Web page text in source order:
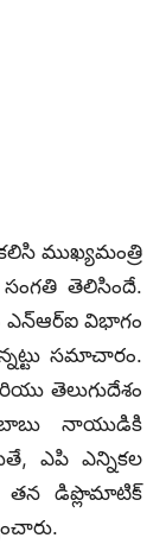
ముఖ్యమంత్రి
సంగతి తెలిసిందే.
ఎన్ఆర్ఐ విభాగం
సమాచారం.
తెలుగుదేశం
నాయుడికి
ఎపి ఎన్నికల
తన డిప్లొమాటిక్